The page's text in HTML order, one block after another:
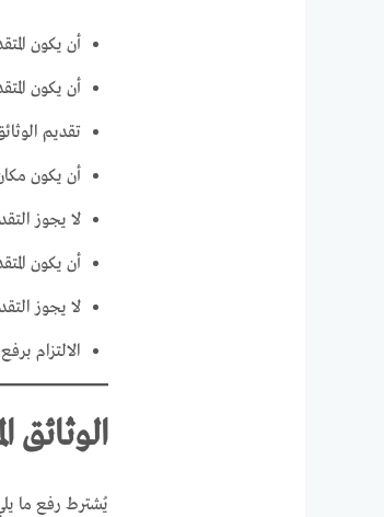
أن يكون
أن يكون
تقديم
أن يكون
لا يجوز
أن يكون
لا يجوز
الالتزام
الوثائق
يُشترط رفع ما